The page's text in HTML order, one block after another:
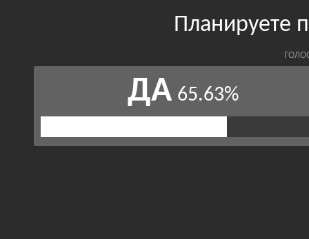
Планируете
ДА 65.63%